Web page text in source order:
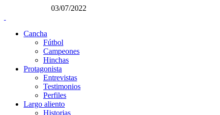
03/07/2022
Cancha
Fútbol
Campeones
Hinchas
Protagonista
Entrevistas
Testimonios
Perfiles
Largo aliento
Historias